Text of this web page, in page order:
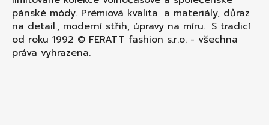
pánské módy. Prémiová kvalita a materiály, důraz
na detail., moderní střih, úpravy na míru. S tradicí
od roku 1992 © FERATT fashion s.r.o. - všechna
práva vyhrazena.